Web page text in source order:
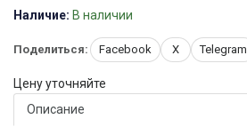
Наличие: В наличии
Поделиться: Facebook X Telegram
Цену уточняйте
Описание